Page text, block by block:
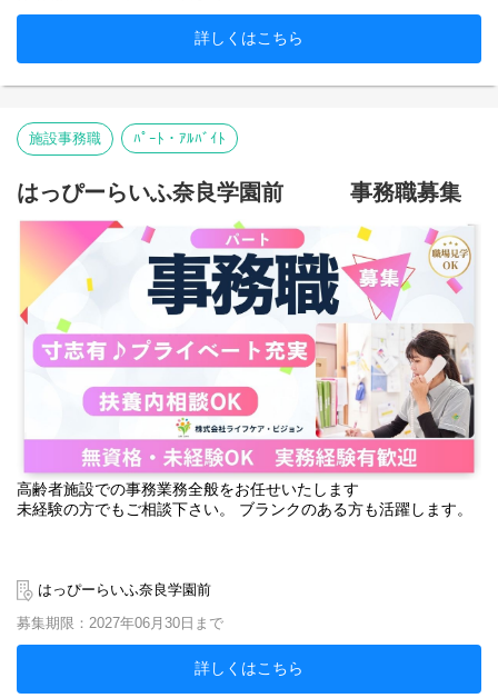
詳しくはこちら
施設事務職 ﾊﾟｰﾄ・ｱﾙﾊﾞｲﾄ
はっぴーらいふ奈良学園前 事務職募集
高齢者施設での事務業務全般をお任せいたします
未経験の方でもご相談下さい。 ブランクのある方も活躍します。
はっぴーらいふ奈良学園前
募集期限：2027年06月30日まで
詳しくはこちら